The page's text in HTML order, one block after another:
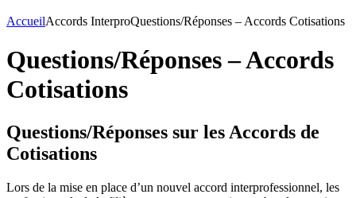
AccueilAccords InterproQuestions/Réponses – Accords Cotisations
Questions/Réponses – Accords
Cotisations
Questions/Réponses sur les Accords de
Cotisations
Lors de la mise en place d’un nouvel accord interprofessionnel, les